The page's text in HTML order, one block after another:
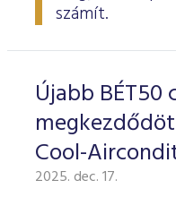
számít.
Újabb BÉT50
Cool-
2025. dec. 17.